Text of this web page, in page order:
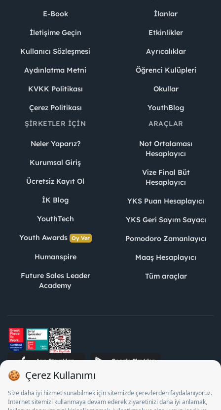
E-Book
İletişime Geçin
Kullanıcı Sözleşmesi
Aydınlatma Metni
KVKK Politikası
Çerez Politikası
İlanlar
Etkinlikler
Ayrıcalıklar
Öğrenci Kulüpleri
Okullar
YouthBlog
ŞIRKETLER İÇIN
Neler Yaparız?
Kurumsal Giriş
Ücretsiz Kayıt Ol
İK Blog
YouthTech
Youth Awards Oy Ver
Humanspire
Future Sales Leader
Academy
ARAÇLAR
Not Ortalaması
Hesaplayıcı
Vize Final Büt
Hesaplayıcı
YKS Puan Hesaplayıcı
YKS Geri Sayım Sayacı
Pomodoro Zamanlayıcı
Maaş Hesaplayıcı
Tüm araçlar
STJ İnsan Kaynakları Bilişim ve Danışmanlık A.Ş. Özel İstihdam